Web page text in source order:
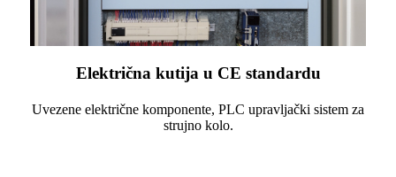
Električna kutija u CE standardu
Uvezene električne komponente, PLC upravljački sistem za
strujno kolo.